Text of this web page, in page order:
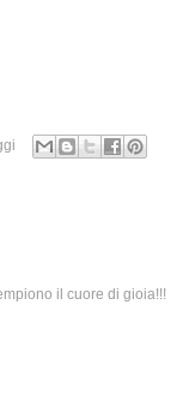
il cuore di gioia!!!